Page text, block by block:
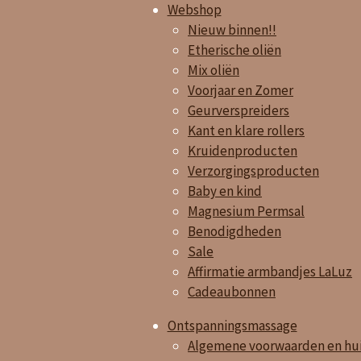
Webshop
Nieuw binnen!!
Etherische oliën
Mix oliën
Voorjaar en Zomer
Geurverspreiders
Kant en klare rollers
Kruidenproducten
Verzorgingsproducten
Baby en kind
Magnesium Permsal
Benodigdheden
Sale
Affirmatie armbandjes LaLuz
Cadeaubonnen
Ontspanningsmassage
Algemene voorwaarden en